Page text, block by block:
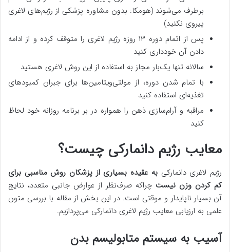
برطرف می‌شوند (هومکا: بدون مشاوره پزشکی از رژیم‌های لاغری
پیروی نکنید)
پس از اتمام دوره ۱۳ روزه رژیم لاغری را متوقف کرده و از ادامه
دادن آن خودداری کنید
سالانه تنها یک‌بار مجاز به استفاده از این روش لاغری هستید
با تمام شدن دوره، از مولتی‌ویتامین‌ها برای جبران کمبودهای
تغذیه‌ای استفاده کنید
مراقبه و آرام‌سازی ذهن را همواره در بر برنامه روزانه خود لحاظ
کنید
معایب رژیم دانمارکی چیست؟
رژیم لاغری دانمارکیبه عقیده بسیاری از پزشکان روش مناسبی برای
کم کردن وزن نیست چراکه صرف‌نظر از عوارض جانبی متعدد، نتایج
آن بسیار ناپایدار و موقتی است. در این بخش از مقاله با بررسی متون
علمی به ارزیابی معایب رژیم لاغری دانمارکی می‌پردازیم.
آسیب به سیستم متابولیسم بدن